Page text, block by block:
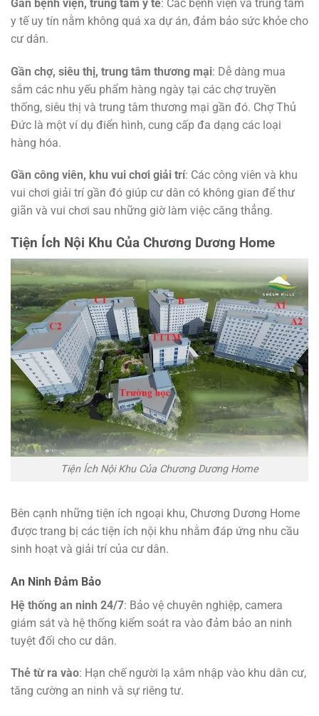
Gần bệnh viện, trung tâm y tế: Các bệnh viện và trung tâm
y tế uy tín nằm không quá xa dự án, đảm bảo sức khỏe cho
cư dân.
Gần chợ, siêu thị, trung tâm thương mại: Dễ dàng mua
sắm các nhu yếu phẩm hàng ngày tại các chợ truyền
thống, siêu thị và trung tâm thương mại gần đó. Chợ Thủ
Đức là một ví dụ điển hình, cung cấp đa dạng các loại
hàng hóa.
Gần công viên, khu vui chơi giải trí: Các công viên và khu
vui chơi giải trí gần đó giúp cư dân có không gian để thư
giãn và vui chơi sau những giờ làm việc căng thẳng.
Tiện Ích Nội Khu Của Chương Dương Home
Tiện Ích Nội Khu Của Chương Dương Home
Bên cạnh những tiện ích ngoại khu, Chương Dương Home
được trang bị các tiện ích nội khu nhằm đáp ứng nhu cầu
sinh hoạt và giải trí của cư dân.
An Ninh Đảm Bảo
Hệ thống an ninh 24/7: Bảo vệ chuyên nghiệp, camera
giám sát và hệ thống kiểm soát ra vào đảm bảo an ninh
tuyệt đối cho cư dân.
Thẻ từ ra vào: Hạn chế người lạ xâm nhập vào khu dân cư,
tăng cường an ninh và sự riêng tư.